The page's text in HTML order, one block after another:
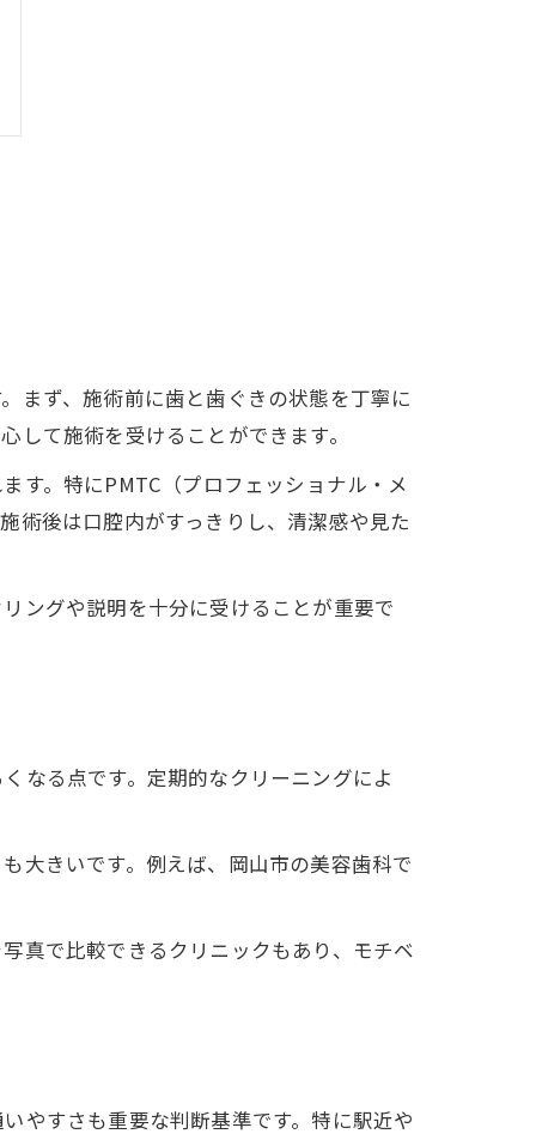
まず、施術前に歯と歯ぐきの状態を丁寧に
て施術を受けることができます。
す。特にPMTC（プロフェッショナル・メ
術後は口腔内がすっきりし、清潔感や見た
ングや説明を十分に受けることが重要で
なる点です。定期的なクリーニングによ
大きいです。例えば、岡山市の美容歯科で
真で比較できるクリニックもあり、モチベ
やすさも重要な判断基準です。特に駅近や